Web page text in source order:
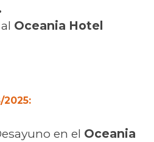
Oceania Hotel
2025:
en el Oceania